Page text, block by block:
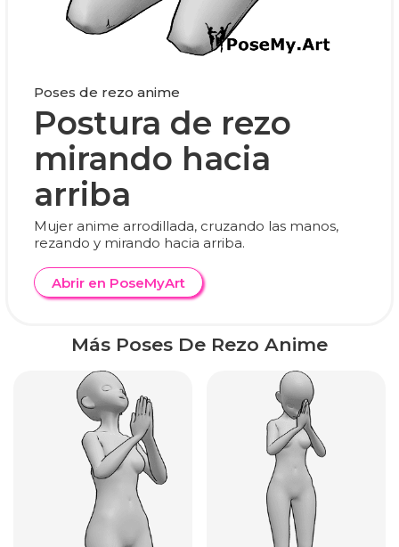
Poses de rezo anime
Postura de rezo
mirando hacia
arriba
Mujer anime arrodillada, cruzando las manos,
rezando y mirando hacia arriba.
Abrir en PoseMyArt
Más Poses De Rezo Anime